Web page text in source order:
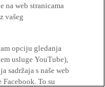
na web stranicama
vašeg
opciju gledanja
usluge YouTube),
sadržaja s naše web
To su